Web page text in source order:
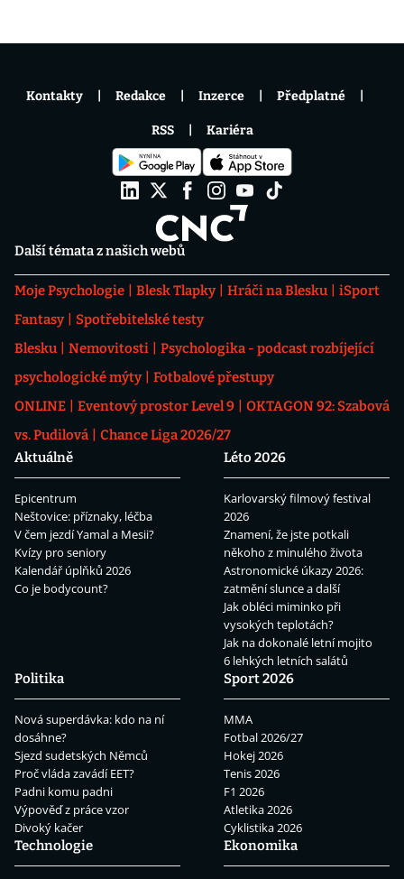
Další témata z našich webů
Moje Psychologie Blesk Tlapky Hráči na Blesku
iSport
Fantasy
Spotřebitelské testy
Blesku
Nemovitosti
Psychologika - podcast rozbíjející
psychologické mýty
Fotbalové přestupy
ONLINE
Eventový prostor Level 9
OKTAGON 92: Szabová
vs. Pudilová
Chance Liga 2026/27
Aktuálně
Epicentrum
Neštovice: příznaky, léčba
V čem jezdí Yamal a Mesii?
Kvízy pro seniory
Kalendář úplňků 2026
Co je bodycount?
Léto 2026
Karlovarský filmový festival
2026
Znamení, že jste potkali
někoho z minulého života
Astronomické úkazy 2026:
zatmění slunce a další
Jak obléci miminko při
vysokých teplotách?
Jak na dokonalé letní mojito
6 lehkých letních salátů
Politika
Nová superdávka: kdo na ní
dosáhne?
Sjezd sudetských Němců
Proč vláda zavádí EET?
Padni komu padni
Výpověď z práce vzor
Divoký kačer
Sport 2026
MMA
Fotbal 2026/27
Hokej 2026
Tenis 2026
F1 2026
Atletika 2026
Cyklistika 2026
Technologie
Ekonomika
Kontakty Redakce Inzerce Předplatné
RSS Kariéra